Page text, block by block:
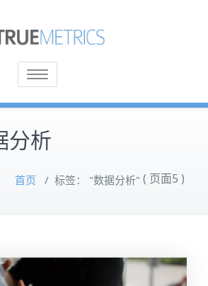
Toggle
分析
首页 / 标签： "数据分析" ( 页面5 )